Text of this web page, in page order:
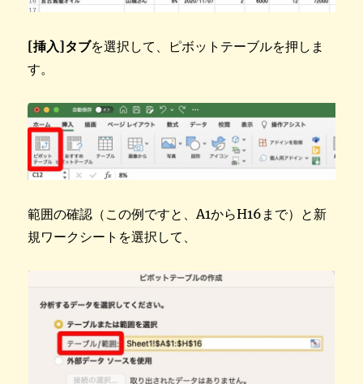
[挿入]タブを選択して、ピボットテーブルを押しま
す。
範囲の確認（この例ですと、A1からH16まで）と新
規ワークシートを選択して、